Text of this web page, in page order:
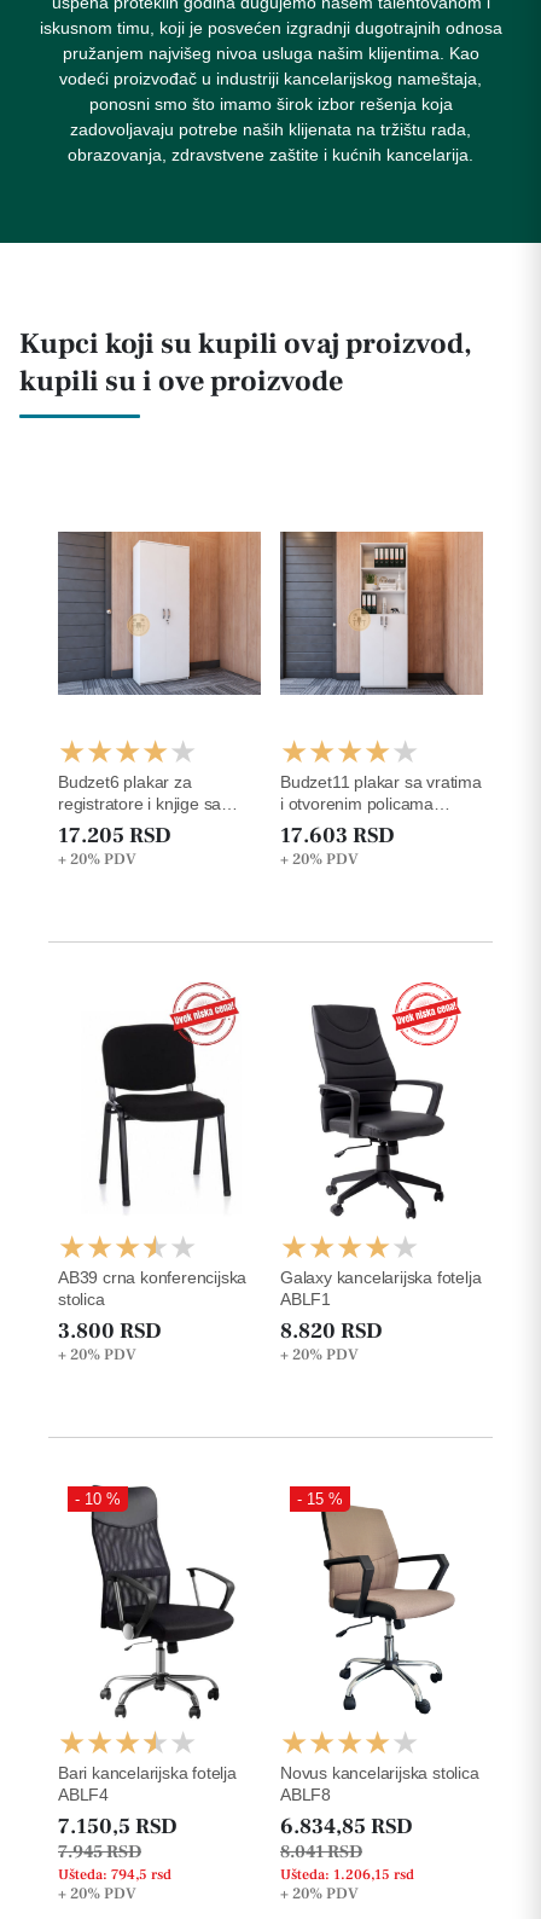
iskusnom timu, koji je posvećen izgradnji dugotrajnih odnosa
pružanjem najvišeg nivoa usluga našim klijentima. Kao
vodeći proizvođač u industriji kancelarijskog nameštaja,
ponosni smo što imamo širok izbor rešenja koja
zadovoljavaju potrebe naših klijenata na tržištu rada,
obrazovanja, zdravstvene zaštite i kućnih kancelarija.
Kupci koji su kupili ovaj proizvod,
kupili su i ove proizvode
Budzet6 plakar za
registratore i knjige sa
ukrasnom lajsnom na
plafonu 190.8cm
17.205 RSD
+ 20%PDV
Budzet11 plakar sa vratima
i otvorenim policama
227.6cm
17.603 RSD
+ 20%PDV
AB39 crna konferencijska
stolica
3.800 RSD
+ 20%PDV
Galaxy kancelarijska fotelja
ABLF1
8.820 RSD
+ 20%PDV
Bari kancelarijska fotelja
ABLF4
- 10 %
7.150,5 RSD
7.945 RSD
Ušteda: 794,5 rsd
+ 20%PDV
Novus kancelarijska stolica
ABLF8
- 15 %
6.834,85 RSD
8.041 RSD
Ušteda: 1.206,15 rsd
+ 20%PDV